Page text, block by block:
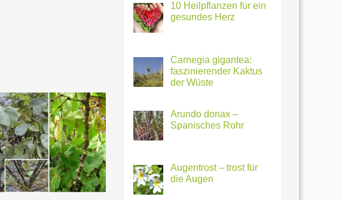
10 Heilpflanzen für ein
gesundes Herz
Carnegia gigantea:
faszinierender Kaktus
der Wüste
Arundo donax –
Spanisches Rohr
Augentrost – trost für
die Augen